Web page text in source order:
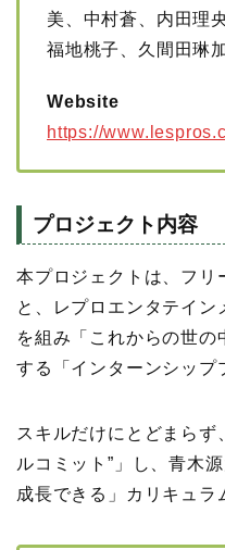
美、中村蒼、内田理
福地桃子、久間田琳
Website
https://
プロジェクト内容
本プロジェクトは、フリ
と、レプロエンタテイ
を組み「これからの世
する「インターンシップ
スキルだけにとどまらず
ルコミット”」し、青木
成長できる」カリキュラ